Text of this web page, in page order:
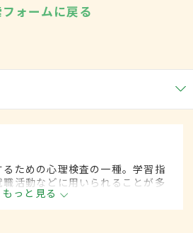
ォームに戻る
ための心理検査の一種。学習指
活動などに用いられることが多
スト形式により個人の知能発達の
に役立てる。
もっと見る